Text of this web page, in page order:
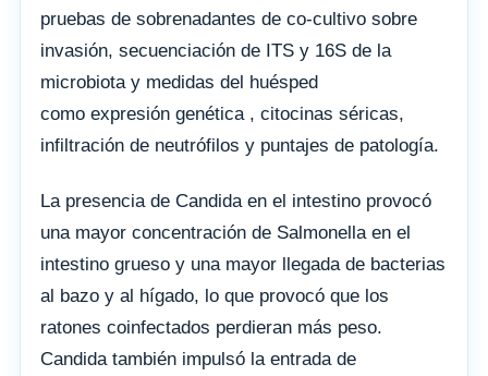
pruebas de sobrenadantes de co-cultivo sobre
invasión, secuenciación de ITS y 16S de la
microbiota y medidas del huésped
como expresión genética , citocinas séricas,
infiltración de neutrófilos y puntajes de patología.
La presencia de Candida en el intestino provocó
una mayor concentración de Salmonella en el
intestino grueso y una mayor llegada de bacterias
al bazo y al hígado, lo que provocó que los
ratones coinfectados perdieran más peso.
Candida también impulsó la entrada de